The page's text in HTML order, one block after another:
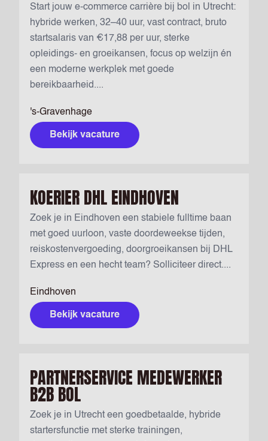
's-Gravenhage
Start jouw e-commerce carrière bij bol in Utrecht:
hybride werken, 32–40 uur, vast contract, bruto
startsalaris van €17,88 per uur, sterke
opleidings- en groeikansen, focus op welzijn én
een moderne werkplek met goede
bereikbaarheid....
Bekijk vacature
KOERIER DHL EINDHOVEN
Eindhoven
Zoek je in Eindhoven een stabiele fulltime baan
met goed uurloon, vaste doordeweekse tijden,
reiskostenvergoeding, doorgroeikansen bij DHL
Express en een hecht team? Solliciteer direct....
Bekijk vacature
PARTNERSERVICE MEDEWERKER
B2B BOL
Zoek je in Utrecht een goedbetaalde, hybride
startersfunctie met sterke trainingen,